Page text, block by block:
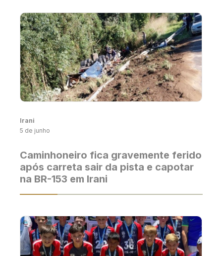
Irani
5 de junho
Caminhoneiro fica gravemente ferido
após carreta sair da pista e capotar
na BR-153 em Irani